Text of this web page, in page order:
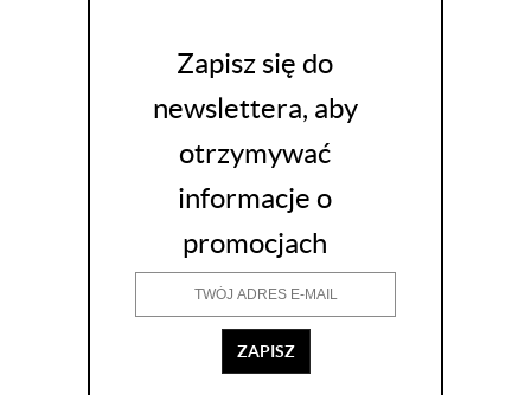
Zapisz się do
newslettera, aby
otrzymywać
informacje o
promocjach
ZAPISZ